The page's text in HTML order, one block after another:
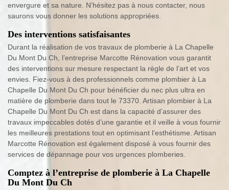
envergure et sa nature. N’hésitez pas à nous contacter, nous
saurons vous donner les solutions appropriées.
Des interventions satisfaisantes
Durant la réalisation de vos travaux de plomberie à La Chapelle
Du Mont Du Ch, l’entreprise Marcotte Rénovation vous garantit
des interventions sur mesure respectant la règle de l’art et vos
envies. Fiez-vous à des professionnels comme plombier à La
Chapelle Du Mont Du Ch pour bénéficier du nec plus ultra en
matière de plomberie dans tout le 73370. Artisan plombier à La
Chapelle Du Mont Du Ch est dans la capacité d’assurer des
travaux impeccables dotés d’une garantie et il veille à vous fournir
les meilleures prestations tout en optimisant l’esthétisme. Artisan
Marcotte Rénovation est également disposé à vous fournir des
services de dépannage pour vos urgences plomberies.
Comptez à l’entreprise de plomberie à La Chapelle
Du Mont Du Ch